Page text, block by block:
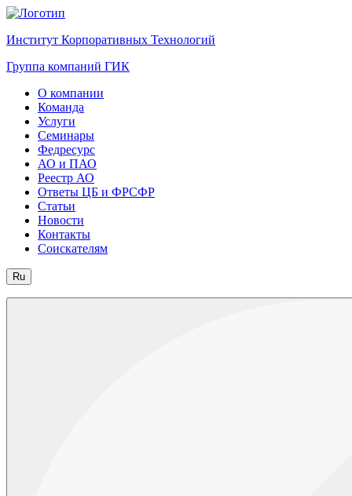
Институт Корпоративных Технологий
Группа компаний ГИК
О компании
Команда
Услуги
Семинары
Федресурс
АО и ПАО
Реестр АО
Ответы ЦБ и ФРСФР
Статьи
Новости
Контакты
Соискателям
Ru